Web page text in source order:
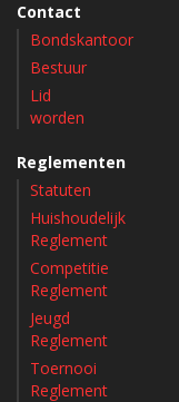
Contact
Bondskantoor
Bestuur
Lid
worden
Reglementen
Statuten
Huishoudelijk
Reglement
Competitie
Reglement
Jeugd
Reglement
Toernooi
Reglement